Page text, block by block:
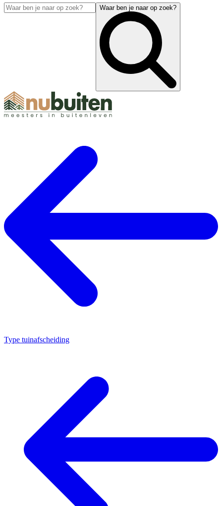
Waar ben je naar op zoek?
Type tuinafscheiding